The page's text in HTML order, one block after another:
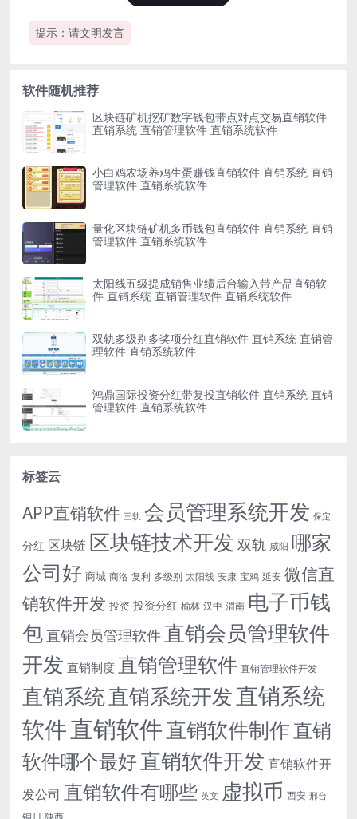
提示：请文明发言
软件随机推荐
区块链矿机挖矿数字钱包带点对点交易直销软件
直销系统 直销管理软件 直销系统软件
小白鸡农场养鸡生蛋赚钱直销软件 直销系统 直销
管理软件 直销系统软件
量化区块链矿机多币钱包直销软件 直销系统 直销
管理软件 直销系统软件
太阳线五级提成销售业绩后台输入带产品直销软
件 直销系统 直销管理软件 直销系统软件
双轨多级别多奖项分红直销软件 直销系统 直销管
理软件 直销系统软件
鸿鼎国际投资分红带复投直销软件 直销系统 直销
管理软件 直销系统软件
标签云
APP直销软件 三轨 会员管理系统开发 保定
分红 区块链 区块链技术开发 双轨 咸阳 哪家
公司好 商城 商洛 复利 多级别 太阳线 安康 宝鸡 延安 微信直
销软件开发 投资 投资分红 榆林 汉中 渭南 电子币钱
包 直销会员管理软件 直销会员管理软件
开发 直销制度 直销管理软件 直销管理软件开发
直销系统直销系统开发直销系统
软件直销软件直销软件制作直销
软件哪个最好直销软件开发 直销软件开
发公司 直销软件有哪些 英文 虚拟币 西安 邢台